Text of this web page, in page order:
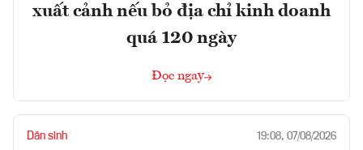
xuất cảnh nếu bỏ địa chỉ kinh doanh
quá 120 ngày
Đọc ngay
Dân sinh 19:08, 07/08/2026